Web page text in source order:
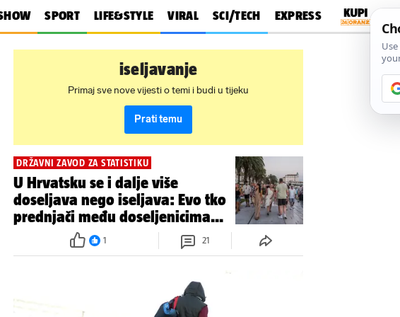
SPORT LIFE&STYLE VIRAL SCI/TECH EXPRESS
iseljavanje
Primaj sve nove vijesti o temi i budi u tijeku
Prati temu
DRŽAVNI ZAVOD ZA STATISTIKU
U Hrvatsku se i dalje više
doseljava nego iseljava: Evo tko
prednjači među doseljenicima...
1 21